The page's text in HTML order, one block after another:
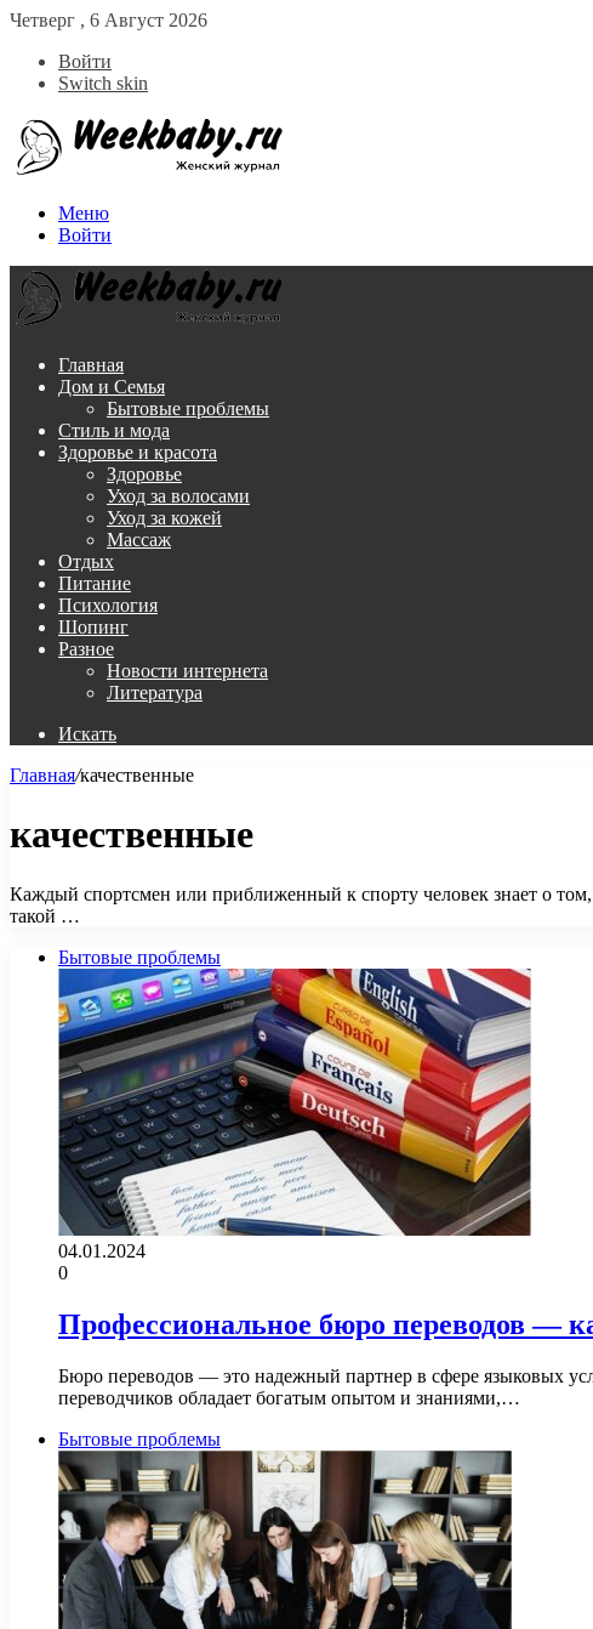
Четверг , 6 Август 2026
Войти
Switch skin
Меню
Войти
Главная
Дом и Семья
Бытовые проблемы
Стиль и мода
Здоровье и красота
Здоровье
Уход за волосами
Уход за кожей
Массаж
Отдых
Питание
Психология
Шопинг
Разное
Новости интернета
Литература
Искать
Главная/качественные
качественные
Каждый спортсмен или приближенный к спорту человек знает о
такой …
Бытовые проблемы
04.01.2024
0
Профессиональное бюро переводов —
Бюро переводов — это надежный партнер в сфере языковых
переводчиков обладает богатым опытом и знаниями,…
Бытовые проблемы